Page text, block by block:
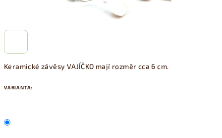
Keramické závěsy VAJÍČKO mají rozměr cca 6 cm.
VARIANTA: